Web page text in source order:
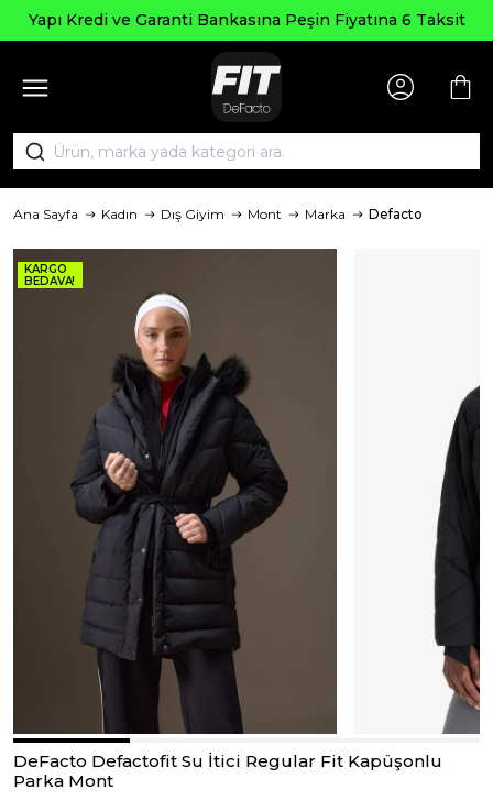
Yapı Kredi ve Garanti Bankasına Peşin Fiyatına 6 Taksit
Ana Sayfa Kadın Dış Giyim Mont Marka Defacto
KARGO
BEDAVA!
DeFacto Defactofit Su İtici Regular Fit Kapüşonlu
Parka Mont